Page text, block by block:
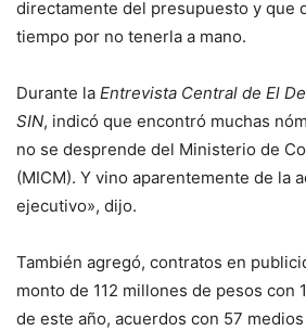
directamente del presupuesto y que
tiempo por no tenerla a mano.
Durante la Entrevista Central de El
SIN, indicó que encontró muchas
no se desprende del Ministerio de
(MICM). Y vino aparentemente de la
ejecutivo», dijo.
También agregó, contratos en
monto de 112 millones de pesos con
de este año, acuerdos con 57